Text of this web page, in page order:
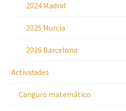
2024 Madrid
2025 Murcia
2026 Barcelona
Actividades
Canguro matemático